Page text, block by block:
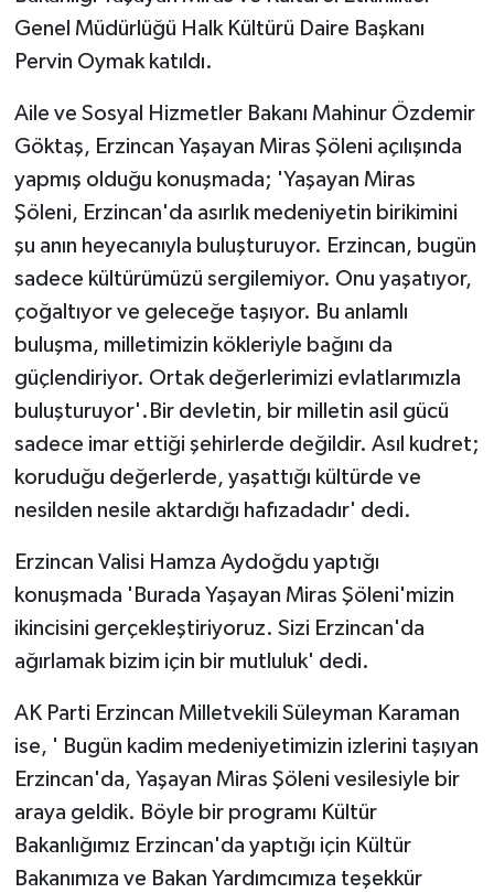
Genel Müdürlüğü Halk Kültürü Daire Başkanı
Pervin Oymak katıldı.
Aile ve Sosyal Hizmetler Bakanı Mahinur Özdemir
Göktaş, Erzincan Yaşayan Miras Şöleni açılışında
yapmış olduğu konuşmada; 'Yaşayan Miras
Şöleni, Erzincan'da asırlık medeniyetin birikimini
şu anın heyecanıyla buluşturuyor. Erzincan, bugün
sadece kültürümüzü sergilemiyor. Onu yaşatıyor,
çoğaltıyor ve geleceğe taşıyor. Bu anlamlı
buluşma, milletimizin kökleriyle bağını da
güçlendiriyor. Ortak değerlerimizi evlatlarımızla
buluşturuyor'.Bir devletin, bir milletin asil gücü
sadece imar ettiği şehirlerde değildir. Asıl kudret;
koruduğu değerlerde, yaşattığı kültürde ve
nesilden nesile aktardığı hafızadadır' dedi.
Erzincan Valisi Hamza Aydoğdu yaptığı
konuşmada 'Burada Yaşayan Miras Şöleni'mizin
ikincisini gerçekleştiriyoruz. Sizi Erzincan'da
ağırlamak bizim için bir mutluluk' dedi.
AK Parti Erzincan Milletvekili Süleyman Karaman
ise, ' Bugün kadim medeniyetimizin izlerini taşıyan
Erzincan'da, Yaşayan Miras Şöleni vesilesiyle bir
araya geldik. Böyle bir programı Kültür
Bakanlığımız Erzincan'da yaptığı için Kültür
Bakanımıza ve Bakan Yardımcımıza teşekkür